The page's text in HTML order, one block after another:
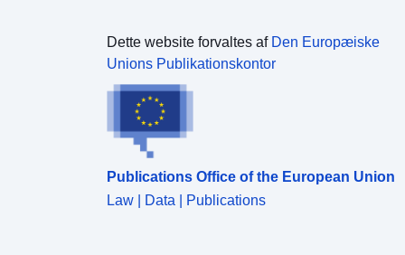
Dette website forvaltes af Den Europæiske
Unions Publikationskontor
Publications Office of the European Union
Law | Data | Publications